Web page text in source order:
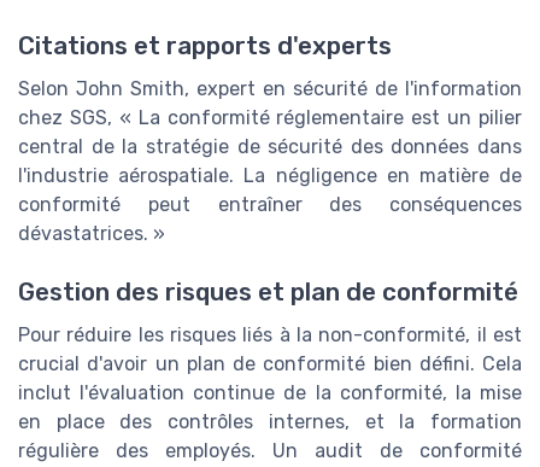
Citations et rapports d'experts
Selon John Smith, expert en sécurité de l'information
chez SGS, « La conformité réglementaire est un pilier
central de la stratégie de sécurité des données dans
l'industrie aérospatiale. La négligence en matière de
conformité peut entraîner des conséquences
dévastatrices. »
Gestion des risques et plan de conformité
Pour réduire les risques liés à la non-conformité, il est
crucial d'avoir un plan de conformité bien défini. Cela
inclut l'évaluation continue de la conformité, la mise
en place des contrôles internes, et la formation
régulière des employés. Un audit de conformité